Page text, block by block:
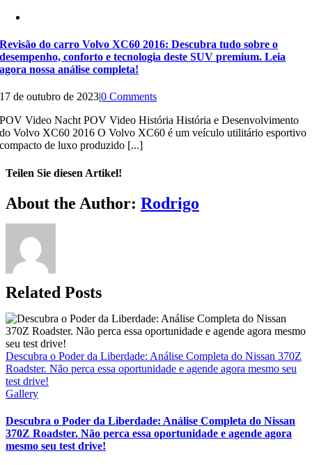
Revisão do carro Volvo XC60 2016: Descubra tudo sobre o
desempenho, conforto e tecnologia deste SUV premium. Leia
agora nossa análise completa!
17 de outubro de 2023|0 Comments
POV Video Nacht POV Video História História e Desenvolvimento
do Volvo XC60 2016 O Volvo XC60 é um veículo utilitário esportivo
compacto de luxo produzido [...]
Teilen Sie diesen Artikel!
Facebook
Twitter
Reddit
LinkedIn
WhatsApp
Telegram
Tumblr
Pinterest
Vk
Xing
Email
About the Author: Rodrigo
Related Posts
Descubra o Poder da Liberdade: Análise Completa do Nissan 370Z
Roadster. Não perca essa oportunidade e agende agora mesmo seu
test drive!
Gallery
Descubra o Poder da Liberdade: Análise Completa do Nissan
370Z Roadster. Não perca essa oportunidade e agende agora
mesmo seu test drive!